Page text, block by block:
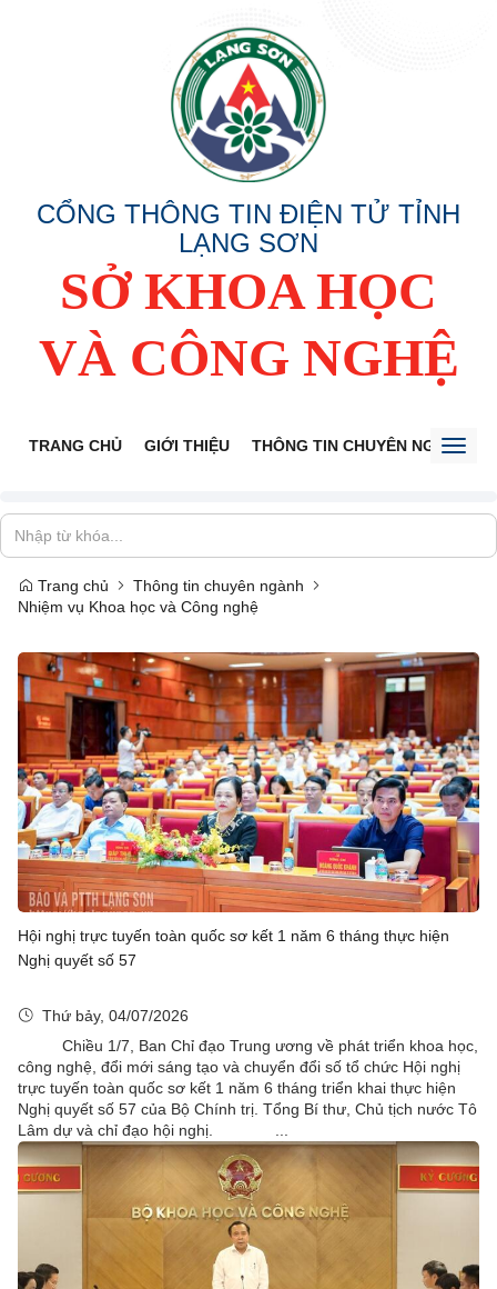
CỔNG THÔNG TIN ĐIỆN TỬ TỈNH
LẠNG SƠN
SỞ KHOA HỌC
VÀ CÔNG NGHỆ
TRANG CHỦ GIỚI THIỆU THÔNG TIN CHUYÊN NGÀNH
Trang chủ
Thông tin chuyên ngành
Nhiệm vụ Khoa học và Công nghệ
Hội nghị trực tuyến toàn quốc sơ kết 1 năm 6 tháng thực hiện
Nghị quyết số 57
Thứ bảy, 04/07/2026
Chiều 1/7, Ban Chỉ đạo Trung ương về phát triển khoa học,
công nghệ, đổi mới sáng tạo và chuyển đổi số tổ chức Hội nghị
trực tuyến toàn quốc sơ kết 1 năm 6 tháng triển khai thực hiện
Nghị quyết số 57 của Bộ Chính trị. Tổng Bí thư, Chủ tịch nước Tô
Lâm dự và chỉ đạo hội nghị. ...